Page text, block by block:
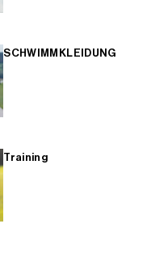
SCHWIMMKLEIDUNG
Training